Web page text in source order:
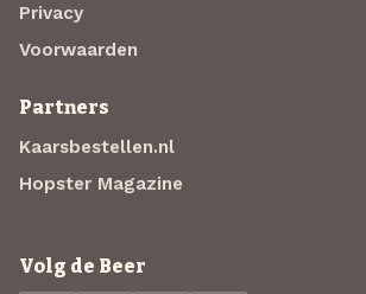
Privacy
Voorwaarden
Partners
Kaarsbestellen.nl
Hopster Magazine
Volg de Beer